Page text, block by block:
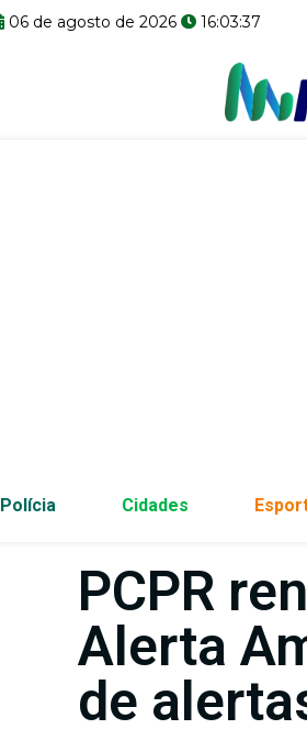
06 de agosto de 2026 16:03:38
Polícia Cidades
PCPR
Alerta
de